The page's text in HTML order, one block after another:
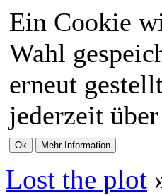
Ein Cookie
Wahl
erneut
jederzeit
Lost the plot